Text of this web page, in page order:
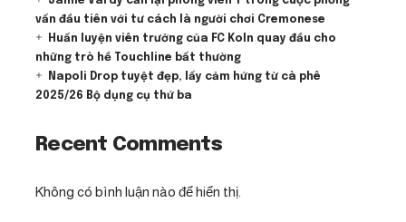
vấn đầu tiên với tư cách là người chơi Cremonese
Huấn luyện viên trưởng của FC Koln quay đầu cho
những trò hề Touchline bất thường
Napoli Drop tuyệt đẹp, lấy cảm hứng từ cà phê
2025/26 Bộ dụng cụ thứ ba
Recent Comments
Không có bình luận nào để hiển thị.